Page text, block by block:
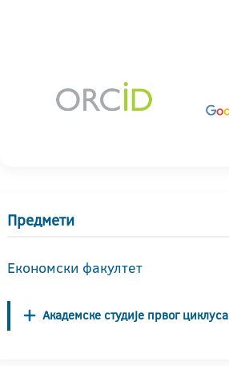
Предмети
Економски факултет
Академске студије првог циклуса